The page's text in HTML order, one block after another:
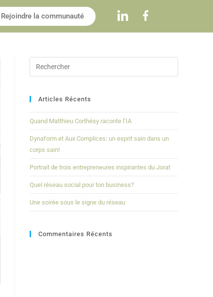
Rejoindre la communauté
Articles Récents
Quand Matthieu Corthésy raconte l’IA
Dynaform et Aux Complices: un esprit sain dans un
corps sain!
Portrait de trois entrepreneures inspirantes du Jorat
Quel réseau social pour ton business?
Une soirée sous le signe du réseau
Commentaires Récents